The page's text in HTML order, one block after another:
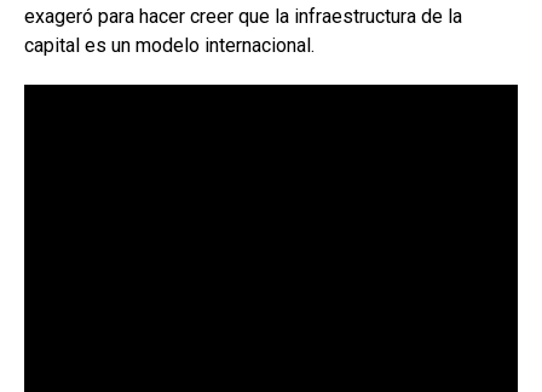
exageró para hacer creer que la infraestructura de la
capital es un modelo internacional.